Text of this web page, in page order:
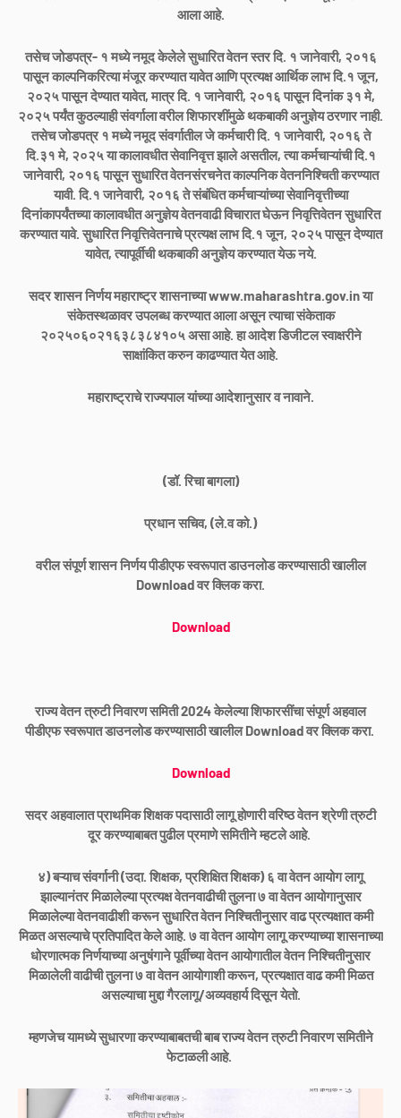
आला आहे.
तसेच जोडपत्र- १ मध्ये नमूद केलेले सुधारित वेतन स्तर दि. १ जानेवारी, २०१६
पासून काल्पनिकरित्या मंजूर करण्यात यावेत आणि प्रत्यक्ष आर्थिक लाभ दि.१ जून,
२०२५ पासून देण्यात यावेत, मात्र दि. १ जानेवारी, २०१६ पासून दिनांक ३१ मे,
२०२५ पर्यंत कुठल्याही संवर्गाला वरील शिफारशींमुळे थकबाकी अनुज्ञेय ठरणार नाही.
तसेच जोडपत्र १ मध्ये नमूद संवर्गातील जे कर्मचारी दि. १ जानेवारी, २०१६ ते
दि.३१ मे, २०२५ या कालावधीत सेवानिवृत्त झाले असतील, त्या कर्मचाऱ्यांची दि.१
जानेवारी, २०१६ पासून सुधारित वेतनसंरचनेत काल्पनिक वेतननिश्चिती करण्यात
यावी. दि.१ जानेवारी, २०१६ ते संबंधित कर्मचाऱ्यांच्या सेवानिवृत्तीच्या
दिनांकापर्यंतच्या कालावधीत अनुज्ञेय वेतनवाढी विचारात घेऊन निवृत्तिवेतन सुधारित
करण्यात यावे. सुधारित निवृत्तिवेतनाचे प्रत्यक्ष लाभ दि.१ जून, २०२५ पासून देण्यात
यावेत, त्यापूर्वीची थकबाकी अनुज्ञेय करण्यात येऊ नये.
सदर शासन निर्णय महाराष्ट्र शासनाच्या www.maharashtra.gov.in या
संकेतस्थळावर उपलब्ध करण्यात आला असून त्याचा संकेताक
२०२५०६०२१६३८३८४१०५ असा आहे. हा आदेश डिजीटल स्वाक्षरीने
साक्षांकित करुन काढण्यात येत आहे.
महाराष्ट्राचे राज्यपाल यांच्या आदेशानुसार व नावाने.
(डॉ. रिचा बागला)
प्रधान सचिव, (ले.व को.)
वरील संपूर्ण शासन निर्णय पीडीएफ स्वरूपात डाउनलोड करण्यासाठी खालील
Download वर क्लिक करा.
Download
राज्य वेतन त्रुटी निवारण समिती 2024 केलेल्या शिफारसींचा संपूर्ण अहवाल
पीडीएफ स्वरूपात डाउनलोड करण्यासाठी खालील Download वर क्लिक करा.
Download
सदर अहवालात प्राथमिक शिक्षक पदासाठी लागू होणारी वरिष्ठ वेतन श्रेणी त्रुटी
दूर करण्याबाबत पुढील प्रमाणे समितीने म्हटले आहे.
४) बऱ्याच संवर्गानी (उदा. शिक्षक, प्रशिक्षित शिक्षक) ६ वा वेतन आयोग लागू
झाल्यानंतर मिळालेल्या प्रत्यक्ष वेतनवाढीची तुलना ७ वा वेतन आयोगानुसार
मिळालेल्या वेतनवाढीशी करून सुधारित वेतन निश्चितीनुसार वाढ प्रत्यक्षात कमी
मिळत असल्याचे प्रतिपादित केले आहे. ७ वा वेतन आयोग लागू करण्याच्या शासनाच्या
धोरणात्मक निर्णयाच्या अनुषंगाने पूर्वीच्या वेतन आयोगातील वेतन निश्चितीनुसार
मिळालेली वाढीची तुलना ७ वा वेतन आयोगाशी करून, प्रत्यक्षात वाढ कमी मिळत
असल्याचा मुद्दा गैरलागू/अव्यवहार्य दिसून येतो.
म्हणजेच यामध्ये सुधारणा करण्याबाबतची बाब राज्य वेतन त्रुटी निवारण समितीने
फेटाळली आहे.